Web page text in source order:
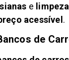
e
acessível.
de